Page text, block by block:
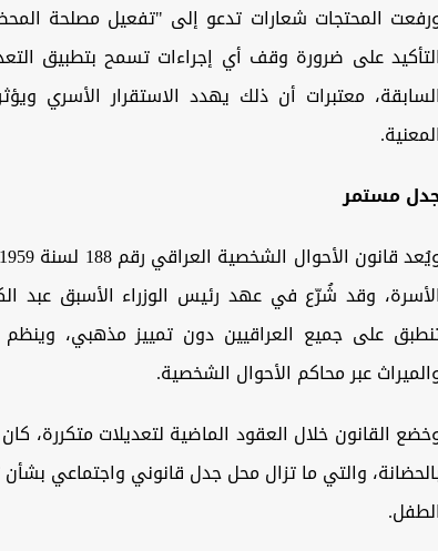
المحتجات شعارات تدعو إلى "تفعيل مصلحة
التأكيد على ضرورة وقف أي إجراءات تسمح بتطبيق
السابقة، معتبرات أن ذلك يهدد الاستقرار الأسري
المعنية.
مستمر
الأسرة، وقد شُرّع في عهد رئيس الوزراء الأسبق عبد
على جميع العراقيين دون تمييز مذهبي، وينظم
عبر محاكم الأحوال الشخصية.
والتي ما تزال محل جدل قانوني واجتماعي
الطفل.